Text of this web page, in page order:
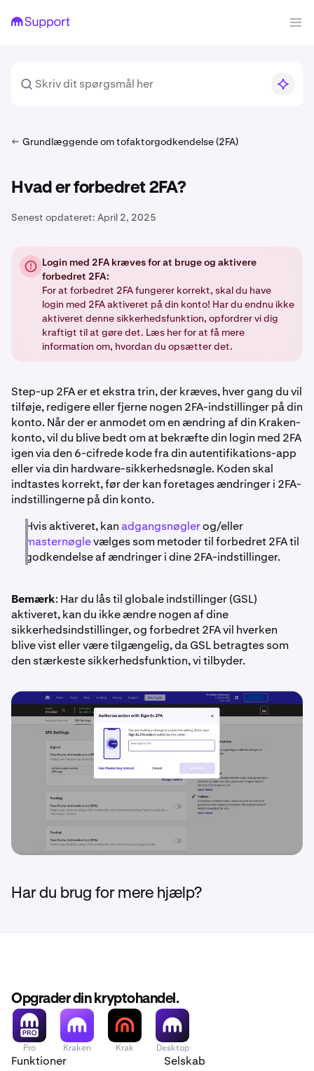
Grundlæggende om tofaktorgodkendelse (2FA)
Hvad er forbedret 2FA?
Senest opdateret: April 2, 2025
Login med 2FA kræves for at bruge og aktivere
forbedret 2FA:
For at forbedret 2FA fungerer korrekt, skal du have
login med 2FA aktiveret på din konto! Har du endnu ikke
aktiveret denne sikkerhedsfunktion, opfordrer vi dig
kraftigt til at gøre det. Læs her for at få mere
information om, hvordan du opsætter det.
Step-up 2FA er et ekstra trin, der kræves, hver gang du vil
tilføje, redigere eller fjerne nogen 2FA-indstillinger på din
konto. Når der er anmodet om en ændring af din Kraken-
konto, vil du blive bedt om at bekræfte din login med 2FA
igen via den 6-cifrede kode fra din autentifikations-app
eller via din hardware-sikkerhedsnøgle. Koden skal
indtastes korrekt, før der kan foretages ændringer i 2FA-
indstillingerne på din konto.
Hvis aktiveret, kanadgangsnøglerog/eller
masternøglevælges som metoder til forbedret 2FA til
godkendelse af ændringer i dine 2FA-indstillinger.
Bemærk: Har du lås til globale indstillinger (GSL)
aktiveret, kan du ikke ændre nogen af dine
sikkerhedsindstillinger, og forbedret 2FA vil hverken
blive vist eller være tilgængelig, da GSL betragtes som
den stærkeste sikkerhedsfunktion, vi tilbyder.
Har du brug for mere hjælp?
Opgrader din kryptohandel.
Pro Kraken Krak Desktop
Funktioner Selskab